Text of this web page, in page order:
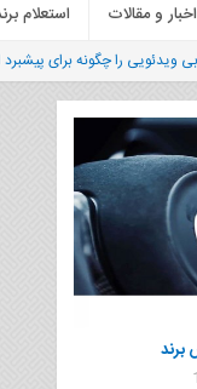
اخبار و مقالات استعلام
ویدئویی را چگونه برای پیشبرد
برند